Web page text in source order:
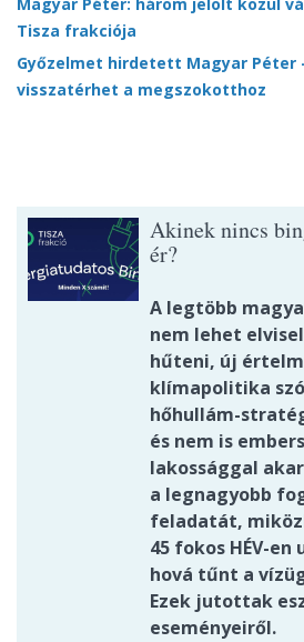
Tisza frakciója
Győzelmet hirdetett Magyar Péter
visszatérhet a megszokotthoz
Akinek nincs
ér?
A legtöbb
nem lehet
hűteni, új
klímapolitika
hőhullám-
és nem is
lakossággal
a legnagyobb
feladatát,
45 fokos HÉV-en
hová tűnt a
Ezek jutottak
eseményeiről.